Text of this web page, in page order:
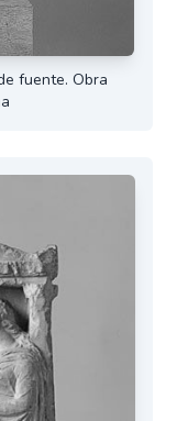
fuente. Obra